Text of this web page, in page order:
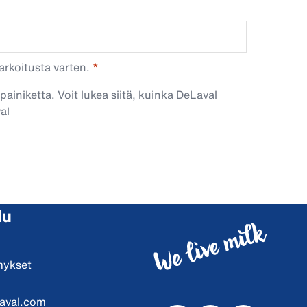
varten.
Voit lukea siitä, kuinka DeLaval